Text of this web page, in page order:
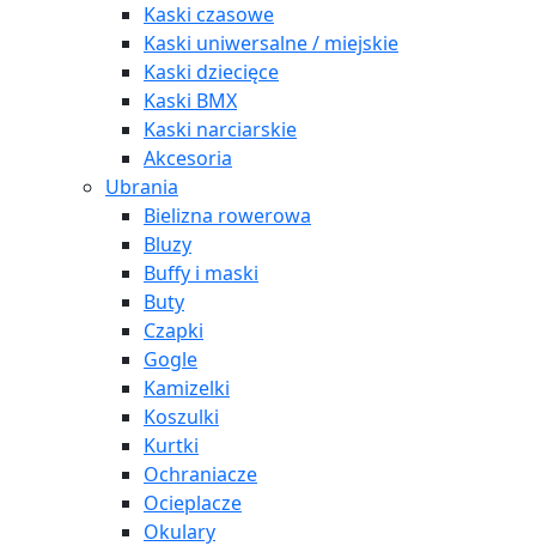
Kaski czasowe
Kaski uniwersalne / miejskie
Kaski dziecięce
Kaski BMX
Kaski narciarskie
Akcesoria
Ubrania
Bielizna rowerowa
Bluzy
Buffy i maski
Buty
Czapki
Gogle
Kamizelki
Koszulki
Kurtki
Ochraniacze
Ocieplacze
Okulary